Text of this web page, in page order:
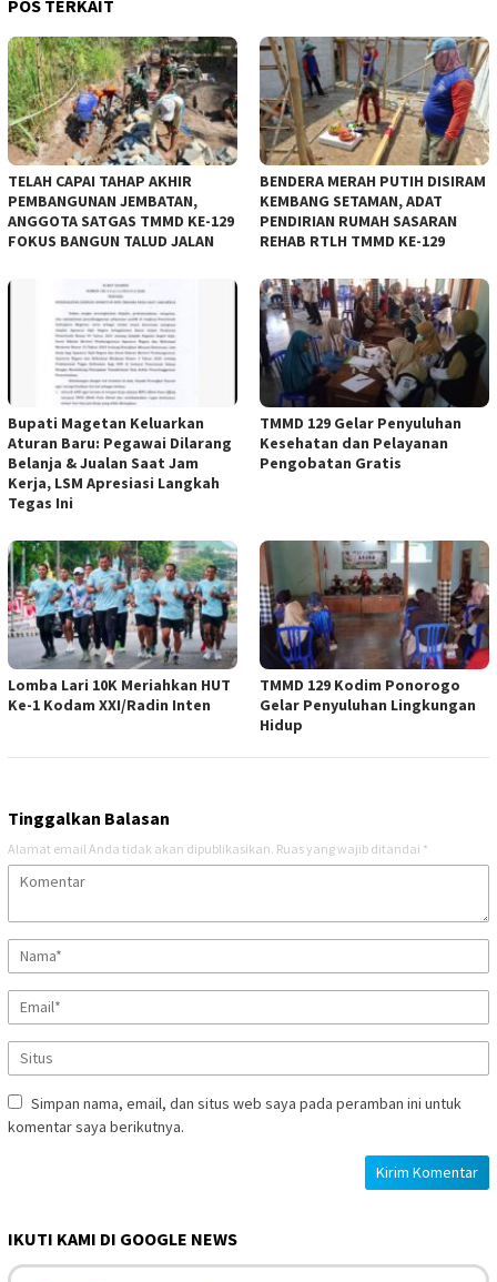
POS TERKAIT
TELAH CAPAI TAHAP AKHIR
PEMBANGUNAN JEMBATAN,
ANGGOTA SATGAS TMMD KE-129
FOKUS BANGUN TALUD JALAN
BENDERA MERAH PUTIH DISIRAM
KEMBANG SETAMAN, ADAT
PENDIRIAN RUMAH SASARAN
REHAB RTLH TMMD KE-129
Bupati Magetan Keluarkan
Aturan Baru: Pegawai Dilarang
Belanja & Jualan Saat Jam
Kerja, LSM Apresiasi Langkah
Tegas Ini
TMMD 129 Gelar Penyuluhan
Kesehatan dan Pelayanan
Pengobatan Gratis
Lomba Lari 10K Meriahkan HUT
Ke-1 Kodam XXI/Radin Inten
TMMD 129 Kodim Ponorogo
Gelar Penyuluhan Lingkungan
Hidup
Tinggalkan Balasan
Alamat email Anda tidak akan dipublikasikan. Ruas yang wajib ditandai *
Simpan nama, email, dan situs web saya pada peramban ini untuk
komentar saya berikutnya.
IKUTI KAMI DI GOOGLE NEWS